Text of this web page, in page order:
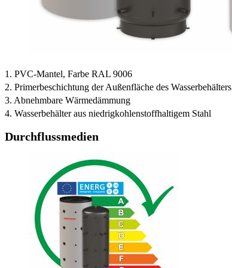
1. PVC-Mantel, Farbe RAL 9006
2. Primerbeschichtung der Außenfläche des Wasserbehälters
3. Abnehmbare Wärmedämmung
4. Wasserbehälter aus niedrigkohlenstoffhaltigem Stahl
Durchflussmedien